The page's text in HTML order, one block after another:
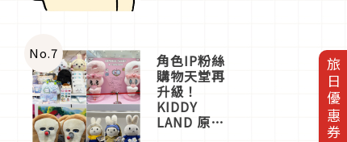
旅日優惠券
一同給出了
答案
No.7 角色IP粉絲
購物天堂再
升級！
KIDDY
LAND 原宿